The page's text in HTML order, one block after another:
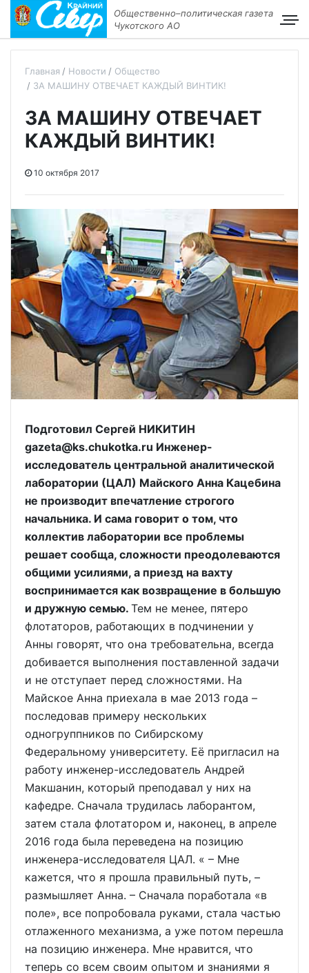
Общественно–политическая газета
Чукотского АО
Главная Новости
Общество
ЗА МАШИНУ ОТВЕЧАЕТ КАЖДЫЙ ВИНТИК!
ЗА МАШИНУ ОТВЕЧАЕТ
КАЖДЫЙ ВИНТИК!
10 октября 2017
Подготовил Сергей НИКИТИН
gazeta@ks.chukotka.ru Инженер-
исследователь центральной аналитической
лаборатории (ЦАЛ) Майского Анна Кацебина
не производит впечатление строгого
начальника. И сама говорит о том, что
коллектив лаборатории все проблемы
решает сообща, сложности преодолеваются
общими усилиями, а приезд на вахту
воспринимается как возвращение в большую
и дружную семью. Тем не менее, пятеро
флотаторов, работающих в подчинении у
Анны говорят, что она требовательна, всегда
добивается выполнения поставленной задачи
и не отступает перед сложностями. На
Майское Анна приехала в мае 2013 года –
последовав примеру нескольких
одногруппников по Сибирскому
Федеральному университету. Её пригласил на
работу инженер-исследователь Андрей
Макшанин, который преподавал у них на
кафедре. Сначала трудилась лаборантом,
затем стала флотатором и, наконец, в апреле
2016 года была переведена на позицию
инженера-исследователя ЦАЛ. « – Мне
кажется, что я прошла правильный путь, –
размышляет Анна. – Сначала поработала «в
поле», все попробовала руками, стала частью
отлаженного механизма, а уже потом перешла
на позицию инженера. Мне нравится, что
теперь со всем своим опытом и знаниями я